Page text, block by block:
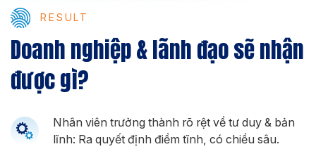
RESULT
Doanh nghiệp & lãnh đạo sẽ nhận
được gì?
Nhân viên trưởng thành rõ rệt về tư duy & bản
lĩnh: Ra quyết định điềm tĩnh, có chiều sâu.